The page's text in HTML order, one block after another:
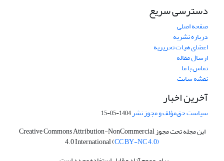
دسترسی سریع
صفحه اصلی
درباره نشریه
اعضای هیات تحریریه
ارسال مقاله
تماس با ما
نقشه سایت
آخرین اخبار
سیاست حق‌مؤلف و مجوز نشر1404-05-15
این مجله تحت مجوز Creative Commons Attribution-NonCommercial
4.0 International (CC BY-NC 4.0)